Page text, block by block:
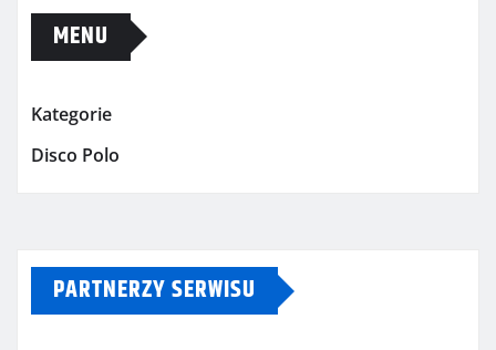
MENU
Kategorie
Disco Polo
PARTNERZY SERWISU